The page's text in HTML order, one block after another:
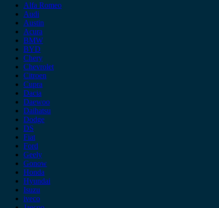
Alfa Romeo
Audi
Austin
Acura
BMW
BYD
Chery
Chevrolet
Citroen
Cupra
Dacia
Daewoo
Daihatsu
Dodge
DS
Fiat
Ford
Geely
Gonow
Honda
Hyundai
Isuzu
iveco